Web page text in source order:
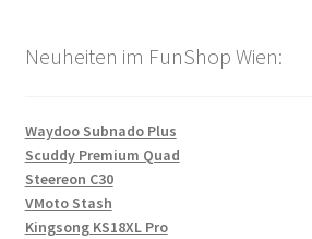
Neuheiten im FunShop Wien:
Waydoo Subnado Plus
Scuddy Premium Quad
Steereon C30
VMoto Stash
Kingsong KS18XL Pro